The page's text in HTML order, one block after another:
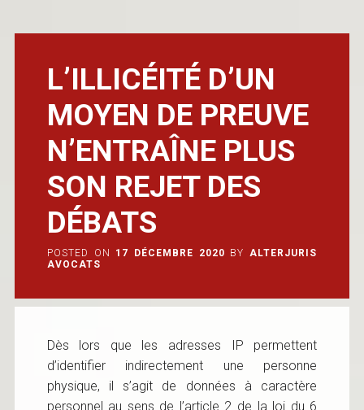
L’ILLICÉITÉ D’UN
MOYEN DE PREUVE
N’ENTRAÎNE PLUS
SON REJET DES
DÉBATS
POSTED ON 17 DÉCEMBRE 2020 BY ALTERJURIS
AVOCATS
Dès lors que les adresses IP permettent
d’identifier indirectement une personne
physique, il s’agit de données à caractère
personnel au sens de l’article 2 de la loi du 6